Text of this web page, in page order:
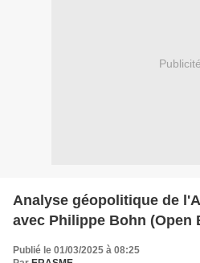
Publicité
Analyse géopolitique de
avec Philippe Bohn (Open
Publié le 01/03/2025 à 08:25